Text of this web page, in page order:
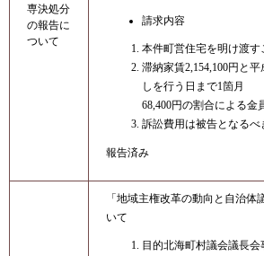
専決処分
の報告に
ついて
請求内容
本件町営住宅を明け渡す
滞納家賃2,154,100円と
しを行う日まで1箇月
68,400円の割合による金
訴訟費用は被告となるべ
報告済み
「地域主権改革の動向と自治体
いて
目的北海町村議会議長